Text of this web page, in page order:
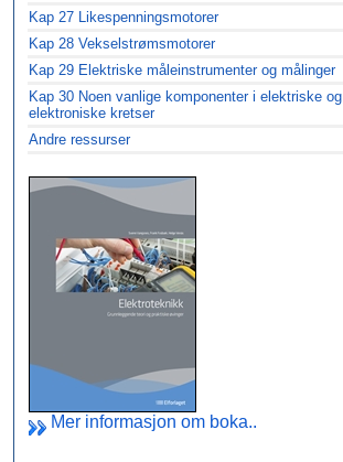
Kap 27 Likespenningsmotorer
Kap 28 Vekselstrømsmotorer
Kap 29 Elektriske måleinstrumenter og målinger
Kap 30 Noen vanlige komponenter i elektriske og
elektroniske kretser
Andre ressurser
Mer informasjon om boka..